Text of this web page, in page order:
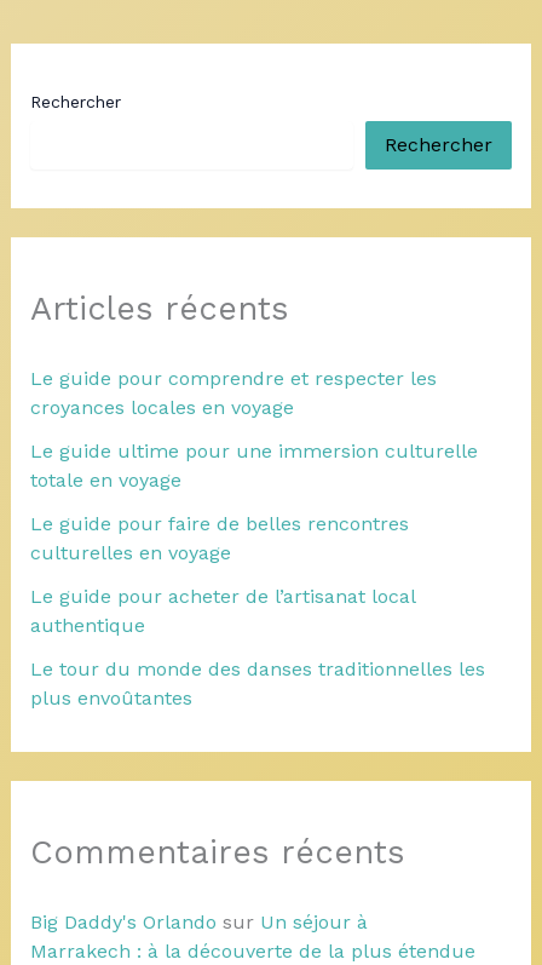
Rechercher
Rechercher
Articles récents
Le guide pour comprendre et respecter les
croyances locales en voyage
Le guide ultime pour une immersion culturelle
totale en voyage
Le guide pour faire de belles rencontres
culturelles en voyage
Le guide pour acheter de l’artisanat local
authentique
Le tour du monde des danses traditionnelles les
plus envoûtantes
Commentaires récents
Big Daddy's Orlando sur Un séjour à
Marrakech : à la découverte de la plus étendue